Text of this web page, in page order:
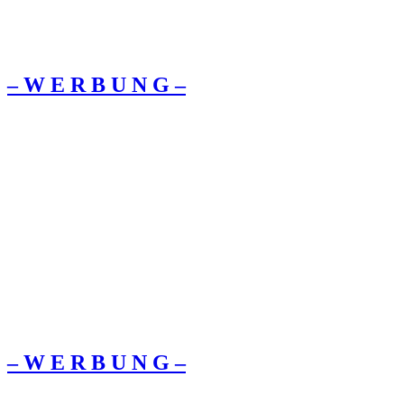
– W Ε R Β U Ν G –
– W Ε R Β U Ν G –